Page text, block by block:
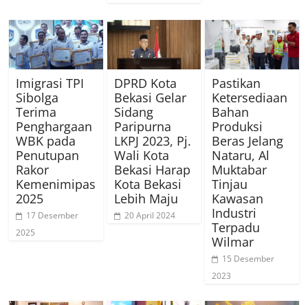
Imigrasi TPI
Sibolga
Terima
Penghargaan
WBK pada
Penutupan
Rakor
Kemenimipas
2025
17 Desember
2025
DPRD Kota
Bekasi Gelar
Sidang
Paripurna
LKPJ 2023, Pj.
Wali Kota
Bekasi Harap
Kota Bekasi
Lebih Maju
20 April 2024
Pastikan
Ketersediaan
Bahan
Produksi
Beras Jelang
Nataru, Al
Muktabar
Tinjau
Kawasan
Industri
Terpadu
Wilmar
15 Desember
2023